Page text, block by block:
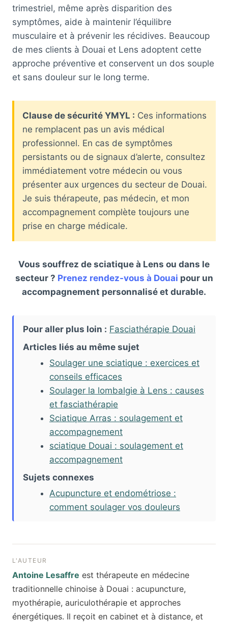
trimestriel, même après disparition des
symptômes, aide à maintenir l’équilibre
musculaire et à prévenir les récidives. Beaucoup
de mes clients à Douai et Lens adoptent cette
approche préventive et conservent un dos souple
et sans douleur sur le long terme.
Clause de sécurité YMYL : Ces informations
ne remplacent pas un avis médical
professionnel. En cas de symptômes
persistants ou de signaux d’alerte, consultez
immédiatement votre médecin ou vous
présenter aux urgences du secteur de Douai.
Je suis thérapeute, pas médecin, et mon
accompagnement complète toujours une
prise en charge médicale.
Vous souffrez de sciatique à Lens ou dans le
secteur ? Prenez rendez-vous à Douai pour un
accompagnement personnalisé et durable.
Pour aller plus loin : Fasciathérapie Douai
Articles liés au même sujet
Soulager une sciatique : exercices et
conseils efficaces
Soulager la lombalgie à Lens : causes
et fasciathérapie
Sciatique Arras : soulagement et
accompagnement
sciatique Douai : soulagement et
accompagnement
Sujets connexes
Acupuncture et endométriose :
comment soulager vos douleurs
L'AUTEUR
Antoine Lesaffre est thérapeute en médecine
traditionnelle chinoise à Douai : acupuncture,
myothérapie, auriculothérapie et approches
énergétiques. Il reçoit en cabinet et à distance, et